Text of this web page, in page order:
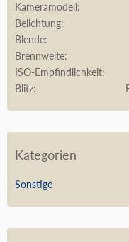
Kameramodell
Belichtung
Blende
Brennweite
ISO-Empfindlichkeit
Blitz
Kategorien
Sonstige